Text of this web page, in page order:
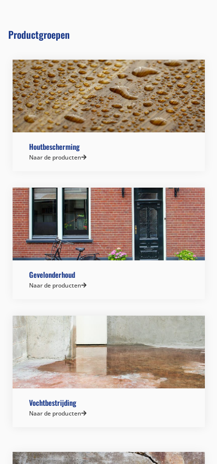
Productgroepen
Houtbescherming
Naar de producten
Gevelonderhoud
Naar de producten
Vochtbestrijding
Naar de producten